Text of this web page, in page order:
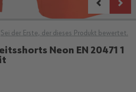
Sei der Erste, der dieses Produkt bewertet.
Neon EN 20471 1